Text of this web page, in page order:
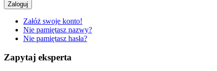
Zaloguj
Załóż swoje konto!
Nie pamiętasz nazwy?
Nie pamiętasz hasła?
Zapytaj eksperta